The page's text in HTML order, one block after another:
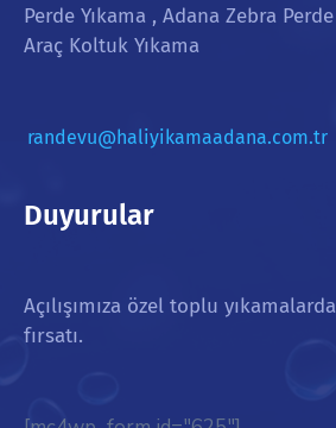
Perde Yıkama , Adana Zebra
Araç Koltuk Yıkama
randevu@haliyikamaadana.com.tr
Duyurular
Açılışımıza özel toplu
fırsatı.